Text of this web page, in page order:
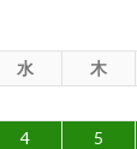
水 木
4 5